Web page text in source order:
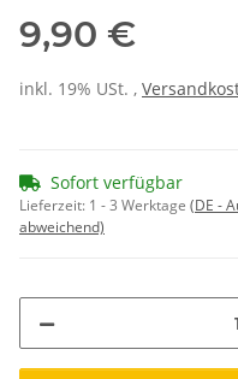
9,90 €
inkl. 19% USt. ,
Sofort verfügbar
Lieferzeit: 1 - 3 Werktage (DE -
abweichend)